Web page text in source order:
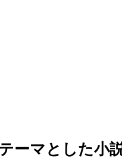
ーマとした小